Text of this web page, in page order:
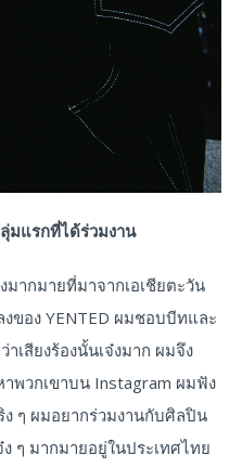
มแรกที่ได้ร่วมงาน
มากมายที่มาจากเอเชียตะวัน
งของ YENTED ผมชอบบีทและ
เสียงร้องนั้นเจ๋งมาก ผมจึง
พวกเขาบน Instagram ผมฟัง
ๆ ผมอยากร่วมงานกับศิลปิน
ๆ มากมายอยู่ในประเทศไทย